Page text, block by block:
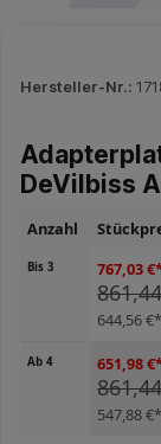
Hersteller-Nr.:
DeVilbiss
Anzahl
Bis3 767,03
644,56
Ab4 651,98
547,88